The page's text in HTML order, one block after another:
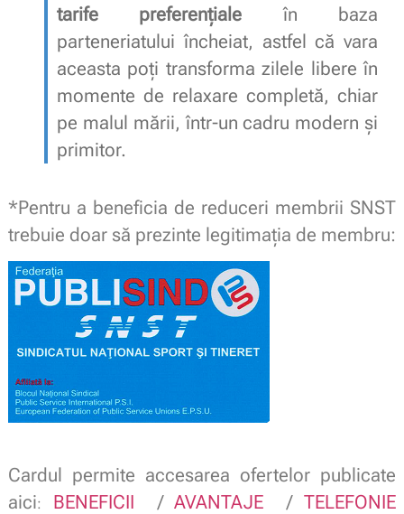
tarife preferențiale în baza
parteneriatului încheiat, astfel că vara
aceasta poți transforma zilele libere în
momente de relaxare completă, chiar
pe malul mării, într-un cadru modern și
primitor.
*Pentru a beneficia de reduceri membrii SNST
trebuie doar să prezinte legitimaţia de membru:
Cardul permite accesarea ofertelor publicate
aici: BENEFICII /AVANTAJE /TELEFONIE